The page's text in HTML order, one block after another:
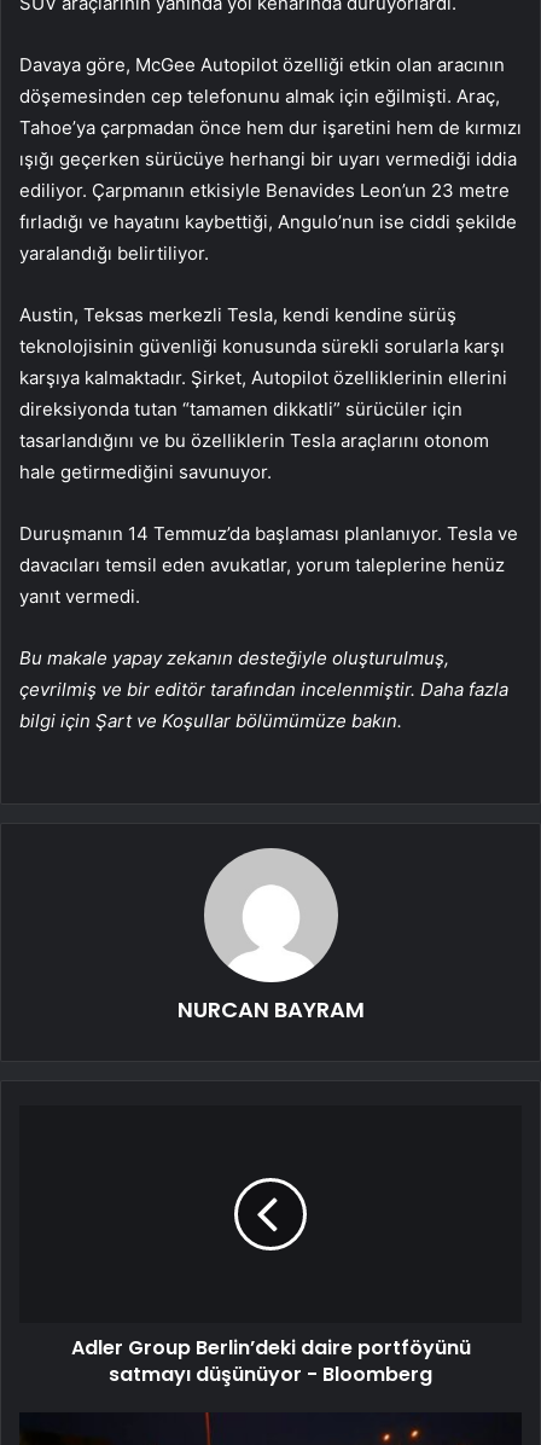
Davaya göre, McGee Autopilot özelliği etkin olan aracının
döşemesinden cep telefonunu almak için eğilmişti. Araç,
Tahoe’ya çarpmadan önce hem dur işaretini hem de kırmızı
ışığı geçerken sürücüye herhangi bir uyarı vermediği iddia
ediliyor. Çarpmanın etkisiyle Benavides Leon’un 23 metre
fırladığı ve hayatını kaybettiği, Angulo’nun ise ciddi şekilde
yaralandığı belirtiliyor.
Austin, Teksas merkezli Tesla, kendi kendine sürüş
teknolojisinin güvenliği konusunda sürekli sorularla karşı
karşıya kalmaktadır. Şirket, Autopilot özelliklerinin ellerini
direksiyonda tutan “tamamen dikkatli” sürücüler için
tasarlandığını ve bu özelliklerin Tesla araçlarını otonom
hale getirmediğini savunuyor.
Duruşmanın 14 Temmuz’da başlaması planlanıyor. Tesla ve
davacıları temsil eden avukatlar, yorum taleplerine henüz
yanıt vermedi.
Bu makale yapay zekanın desteğiyle oluşturulmuş,
çevrilmiş ve bir editör tarafından incelenmiştir. Daha fazla
bilgi için Şart ve Koşullar bölümümüze bakın.
NURCAN BAYRAM
Adler Group Berlin’deki daire portföyünü
satmayı düşünüyor - Bloomberg